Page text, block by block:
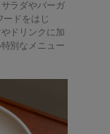
ラダやバーガ
ードをはじ
ドリンクに加
別なメニュー